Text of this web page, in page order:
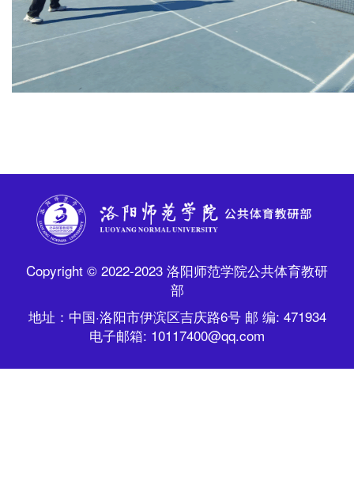
Copyright © 2022-2023 洛阳师范学院公共体育教研
部
地址：中国·洛阳市伊滨区吉庆路6号 邮 编: 471934
电子邮箱: 10117400@qq.com